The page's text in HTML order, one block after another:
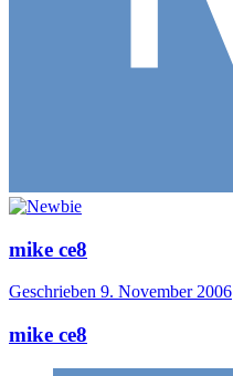
mike ce8
Geschrieben 9. November 2006
mike ce8